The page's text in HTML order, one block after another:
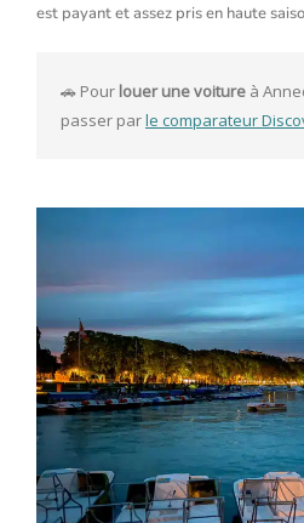
est payant et assez pris en haute
🚗 Pour louer une voiture à
passer par le comparateur